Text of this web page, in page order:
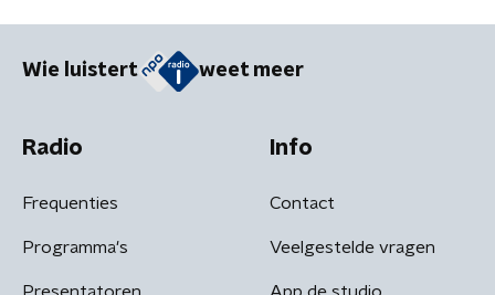
Wie luistert weet meer
Radio
Frequenties
Programma's
Presentatoren
Info
Contact
Veelgestelde vragen
App de studio